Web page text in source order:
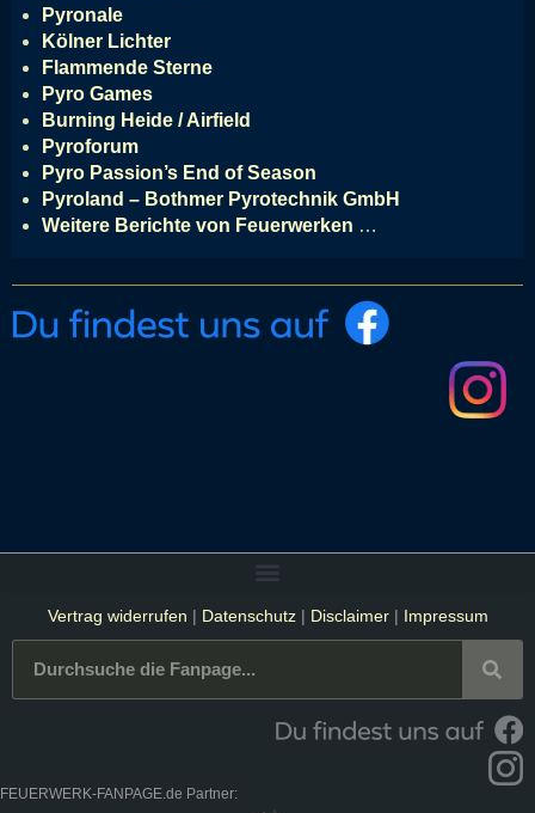
Pyronale
Kölner Lichter
Flammende Sterne
Pyro Games
Burning Heide / Airfield
Pyroforum
Pyro Passion’s End of Season
Pyroland – Bothmer Pyrotechnik GmbH
Weitere Berichte von Feuerwerken …
Vertrag widerrufen | Datenschutz| Disclaimer| Impressum
FEUERWERK-FANPAGE.de Partner: